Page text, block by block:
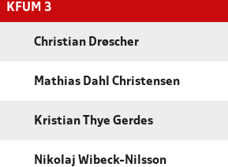
KFUM 3
Christian Drøscher
Mathias Dahl Christensen
Kristian Thye Gerdes
Nikolaj Wibeck-Nilsson